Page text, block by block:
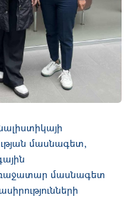
մասնագետ,
մասնագետ